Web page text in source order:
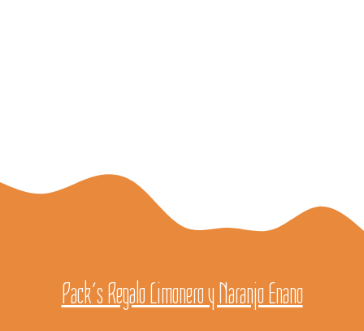
Pack´s Regalo Limonero y Naranjo Enano